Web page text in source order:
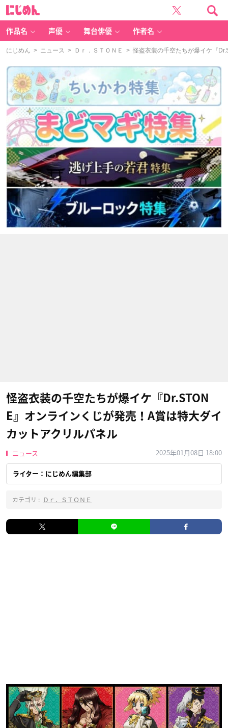
作品名 声優 舞台俳優 作者名
にじめん > ニュース > Ｄｒ．ＳＴＯＮＥ > 怪盗衣装の千空たちが爆イケ『
怪盗衣装の千空たちが爆イケ『Dr.STON
E』オンラインくじが発売！A賞は特大ダイ
カットアクリルパネル
ニュース 2025年01月08日 18:00
ライター：にじめん編集部
カテゴリ : Ｄｒ．ＳＴＯＮＥ